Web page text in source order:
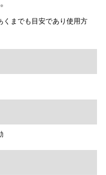
※
くまでも目安であり使用方